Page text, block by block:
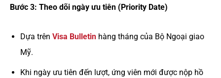
Bước 3: Theo dõi ngày ưu tiên (Priority Date)
Dựa trên Visa Bulletinhàng tháng của Bộ Ngoại giao
Mỹ.
Khi ngày ưu tiên đến lượt, ứng viên mới được nộp hồ